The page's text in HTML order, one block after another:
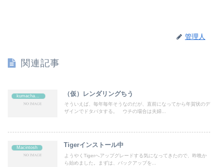
管理人
関連記事
（仮）レンダリングちう
そういえば、毎年毎年そうなのだが、直前になってから年賀状のデ
ザインでドタバタする。 ウチの場合は夫婦...
Macintosh Tigerインストール中
ようやくTigerへアップグレードする気になってきたので、昨晩か
ら始めました。まずは、バックアップを...